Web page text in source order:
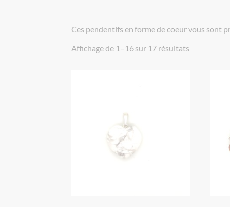
Ces pendentifs en forme de coeur vous sont
Affichage de 1–16 sur 17 résultats